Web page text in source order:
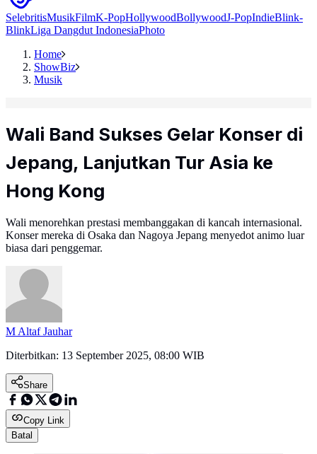
SelebritisMusikFilmK-PopHollywoodBollywoodJ-PopIndieBlink-
BlinkLiga Dangdut IndonesiaPhoto
Home
ShowBiz
Musik
Wali Band Sukses Gelar Konser di
Jepang, Lanjutkan Tur Asia ke
Hong Kong
Wali menorehkan prestasi membanggakan di kancah internasional.
Konser mereka di Osaka dan Nagoya Jepang menyedot animo luar
biasa dari penggemar.
M Altaf Jauhar
Diterbitkan: 13 September 2025, 08:00 WIB
Share
Copy Link
Batal